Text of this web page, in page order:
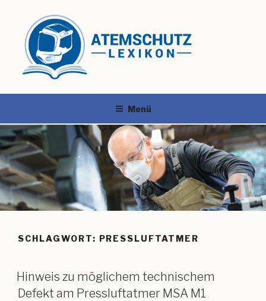
Menü
SCHLAGWORT: PRESSLUFTATMER
Hinweis zu möglichem technischem
Defekt am Pressluftatmer MSA M1